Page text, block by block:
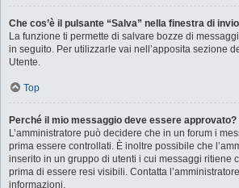
Che cos’è il pulsante “Salva” nella finestra di
La funzione ti permette di salvare bozze di
in seguito. Per utilizzarle vai nell’apposita sezione
Utente.
Top
Perché il mio messaggio deve essere approvato?
L’amministratore può decidere che in un forum i
prima essere controllati. È inoltre possibile che
inserito in un gruppo di utenti i cui messaggi ritiene
prima di essere resi visibili. Contatta
informazioni.